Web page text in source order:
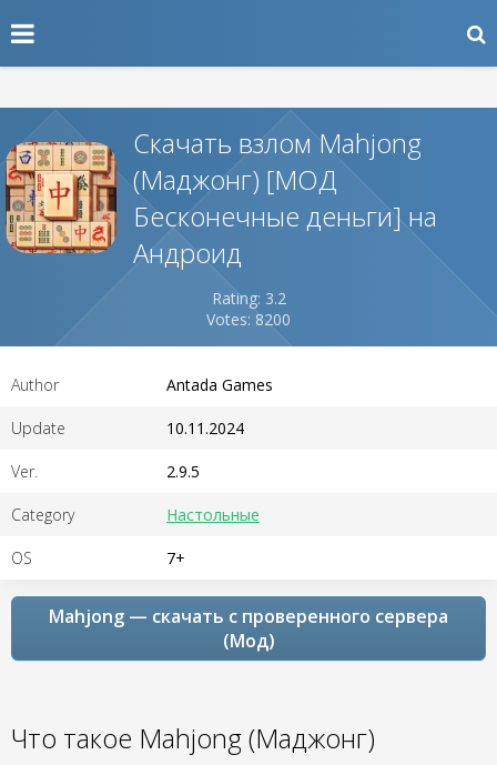
Скачать взлом Mahjong
(Маджонг) [МОД
Бесконечные деньги] на
Андроид
Rating: 3.2
Votes: 8200
Author Antada Games
Update 10.11.2024
Ver. 2.9.5
Category Настольные
OS 7+
Mahjong — скачать с проверенного сервера
(Мод)
Что такое Mahjong (Маджонг)